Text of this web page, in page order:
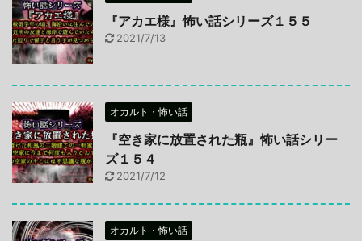
『アカエ様』怖い話シリーズ１５５
2021/7/13
オカルト・怖い話
『空き家に放置された瓶』怖い話シリー
ズ１５４
2021/7/12
オカルト・怖い話